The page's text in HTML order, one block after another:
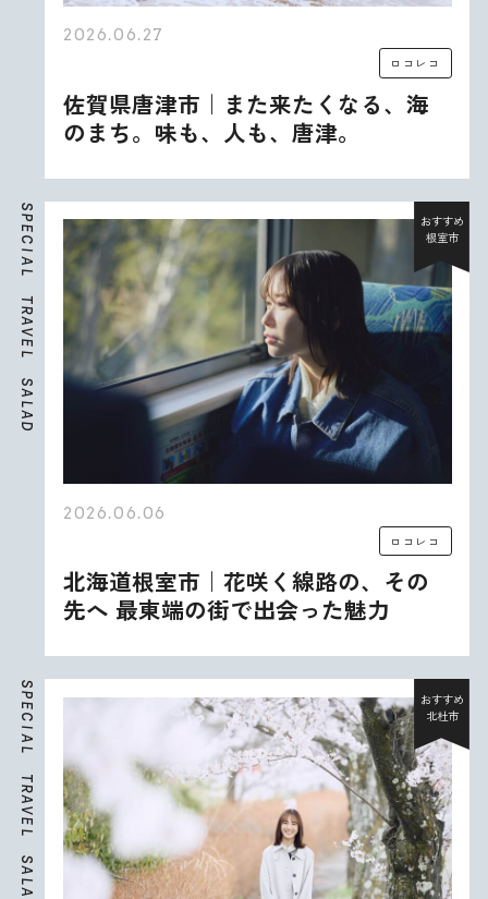
2026.06.27
ロコレコ
佐賀県唐津市｜また来たくなる、海
のまち。味も、人も、唐津。
S
P
E
C
I
A
L
T
R
A
V
E
L
S
A
L
A
D
おすすめ
根室市
2026.06.06
ロコレコ
北海道根室市｜花咲く線路の、その
先へ 最東端の街で出会った魅力
S
P
E
C
I
A
L
T
R
A
V
E
L
S
A
L
A
おすすめ
北杜市